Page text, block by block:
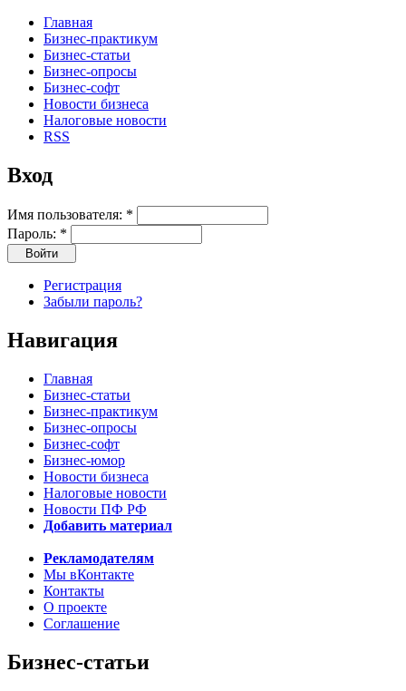
Главная
Бизнес-практикум
Бизнес-статьи
Бизнес-опросы
Бизнес-софт
Новости бизнеса
Налоговые новости
RSS
Вход
Имя пользователя: *
Пароль: *
Регистрация
Забыли пароль?
Навигация
Главная
Бизнес-статьи
Бизнес-практикум
Бизнес-опросы
Бизнес-софт
Бизнес-юмор
Новости бизнеса
Налоговые новости
Новости ПФ РФ
Добавить материал
Рекламодателям
Мы вКонтакте
Контакты
О проекте
Соглашение
Бизнес-статьи